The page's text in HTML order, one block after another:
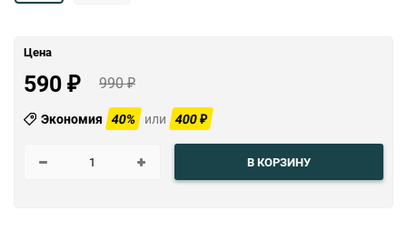
Цена
590 ₽ 990₽
Экономия 40% или 400₽
В КОРЗИНУ